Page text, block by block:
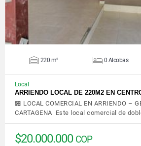
220 m² 0 Alcobas
Local
ARRIENDO LOCAL DE 220M2 EN
🏪 LOCAL COMERCIAL EN ARRIENDO –
CARTAGENA Este local comercial de
$20.000.000 COP